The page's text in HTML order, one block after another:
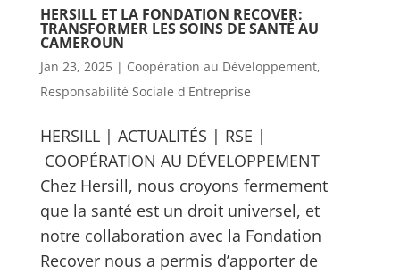
HERSILL ET LA FONDATION RECOVER:
TRANSFORMER LES SOINS DE SANTÉ AU
CAMEROUN
Jan 23, 2025| Coopération au Développement,
Responsabilité Sociale d'Entreprise
HERSILL | ACTUALITÉS | RSE |
COOPÉRATION AU DÉVELOPPEMENT
Chez Hersill, nous croyons fermement
que la santé est un droit universel, et
notre collaboration avec la Fondation
Recover nous a permis d’apporter de